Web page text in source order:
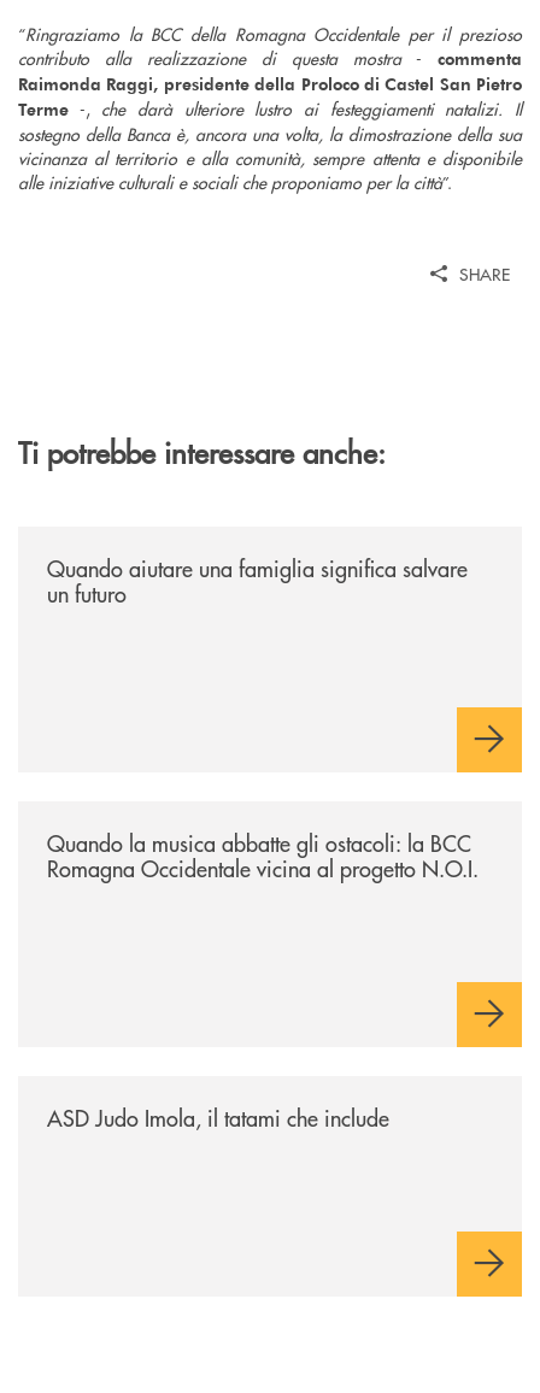
“Ringraziamo la BCC della Romagna Occidentale per il prezioso
contributo alla realizzazione di questa mostra- commenta
Raimonda Raggi, presidente della Proloco di Castel San Pietro
Terme -, che darà ulteriore lustro ai festeggiamenti natalizi. Il
sostegno della Banca è, ancora una volta, la dimostrazione della sua
vicinanza al territorio e alla comunità, sempre attenta e disponibile
alle iniziative culturali e sociali che proponiamo per la città”.
SHARE
Ti potrebbe interessare anche:
Quando aiutare una famiglia significa salvare
un futuro
Quando la musica abbatte gli ostacoli: la BCC
Romagna Occidentale vicina al progetto N.O.I.
ASD Judo Imola, il tatami che include